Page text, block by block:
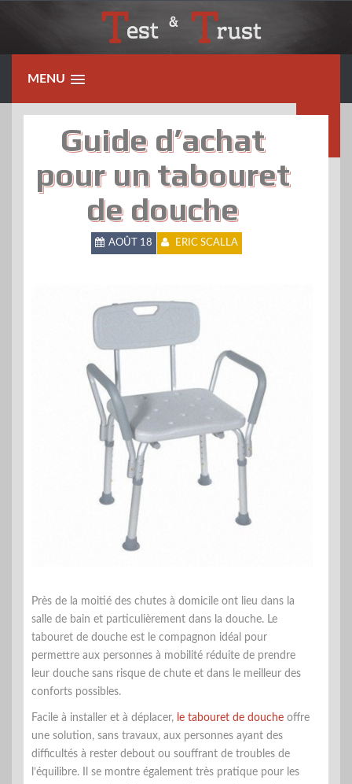
MENU
Guide d’achat
pour un tabouret
de douche
AOÛT 18 ERIC SCALLA
Près de la moitié des chutes à domicile ont lieu dans la
salle de bain et particulièrement dans la douche. Le
tabouret de douche est le compagnon idéal pour
permettre aux personnes à mobilité réduite de prendre
leur douche sans risque de chute et dans le meilleur des
conforts possibles.
Facile à installer et à déplacer, le tabouret de douche offre
une solution, sans travaux, aux personnes ayant des
difficultés à rester debout ou souffrant de troubles de
l’équilibre. Il se montre également très pratique pour les